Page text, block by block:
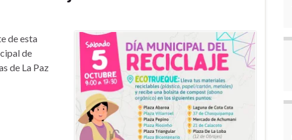
de esta
de
de La Paz